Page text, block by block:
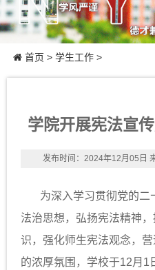
首页 > 学生工作 >
学院开展宪法宣
发布时间：2024年12月05日
为深入学习贯彻党的二
法治思想，弘扬宪法精神
识，强化师生宪法观念，
的浓厚氛围，学校于12月1